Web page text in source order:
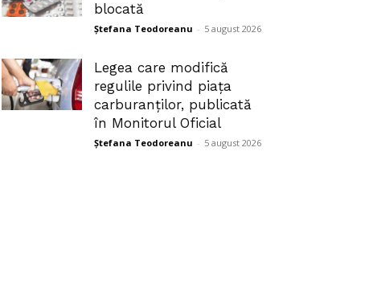
blocată
Ștefana Teodoreanu - 5 august 2026
Legea care modifică
regulile privind piața
carburanților, publicată
în Monitorul Oficial
Ștefana Teodoreanu - 5 august 2026